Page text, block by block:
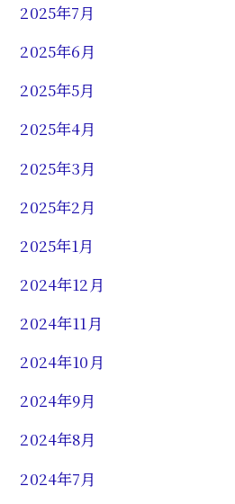
2025年7月
2025年6月
2025年5月
2025年4月
2025年3月
2025年2月
2025年1月
2024年12月
2024年11月
2024年10月
2024年9月
2024年8月
2024年7月